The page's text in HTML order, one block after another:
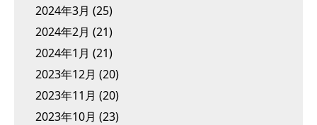
2024年3月 (25)
2024年2月 (21)
2024年1月 (21)
2023年12月 (20)
2023年11月 (20)
2023年10月 (23)